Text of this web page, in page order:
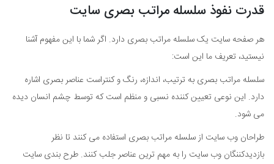
قدرت نفوذ سلسله مراتب بصری سایت
هر صفحه سایت یک سلسله مراتب بصری دارد. اگر شما با این مفهوم آشنا
نیستید، تعریف ما این است:
سلسله مراتب بصری به ترتیب، اندازه، رنگ و کنتراست عناصر بصری اشاره
دارد. این نوعی تعیین کننده نسبی و منظم است که توسط چشم انسان دیده
می شود.
طراحان وب سایت از سلسله مراتب بصری استفاده می کنند تا نظر
بازدیدکننگان وب سایت را به مهم ترین عناصر جلب کنند. طرح بندی سایت